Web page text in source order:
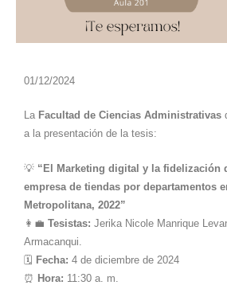
01/12/2024
La Facultad de Ciencias Administrativas
a la presentación de la tesis:
💡 “El Marketing digital y la fidelización
empresa de tiendas por departamentos
Metropolitana, 2022”
👩‍💼 Tesistas: Jerika Nicole Manrique
Armacanqui.
🗓️ Fecha: 4 de diciembre de 2024
⏰ Hora: 11:30 a. m.